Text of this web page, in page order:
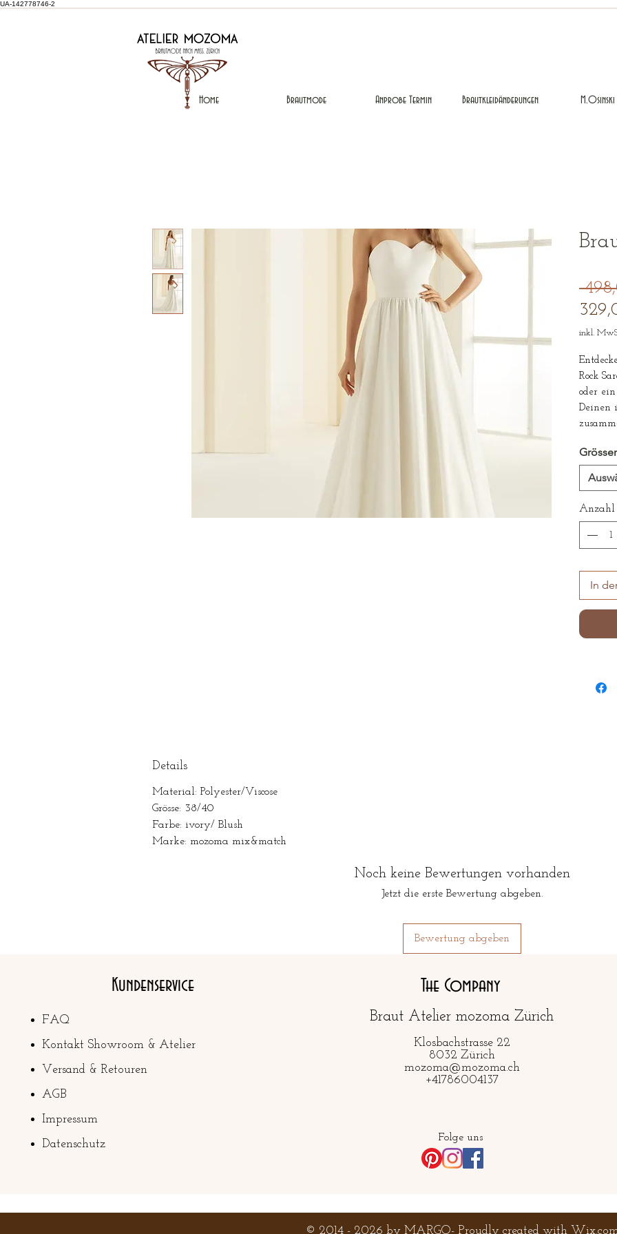
UA-142778746-2
Home Brautmode Anprobe Termin Brautkleidänderungen M.Osinski
inkl.
Rock
oder
Deinen
Atelier.
Anzahl
In
Details
Material: Polyester/Viscose
Grösse: 38/40
Farbe: ivory/ Blush
Marke: mozoma mix&match
Noch keine Bewertungen vorhanden
Jetzt die erste Bewertung abgeben.
Bewertung abgeben
Kundenservice
FAQ
Kontakt Showroom & Atelier
Versand & Retouren
AGB
Impressum
Datenschutz
The Company
Braut Atelier mozoma Zürich
Klosbachstrasse 22
8032 Zürich
mozoma@mozoma.ch
+41786004137
Folge uns
© 2014 - 2026 by MARGO- Proudly created with